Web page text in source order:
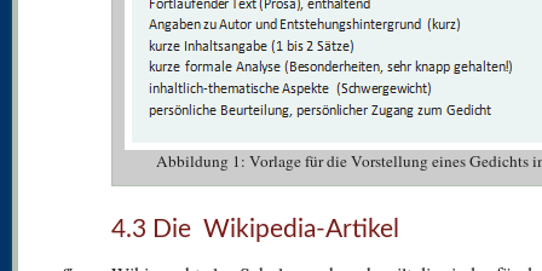
Abbildung 1: Vorlage für die Vorstellung eines Gedichts
4.3 Die Wikipedia-Artikel